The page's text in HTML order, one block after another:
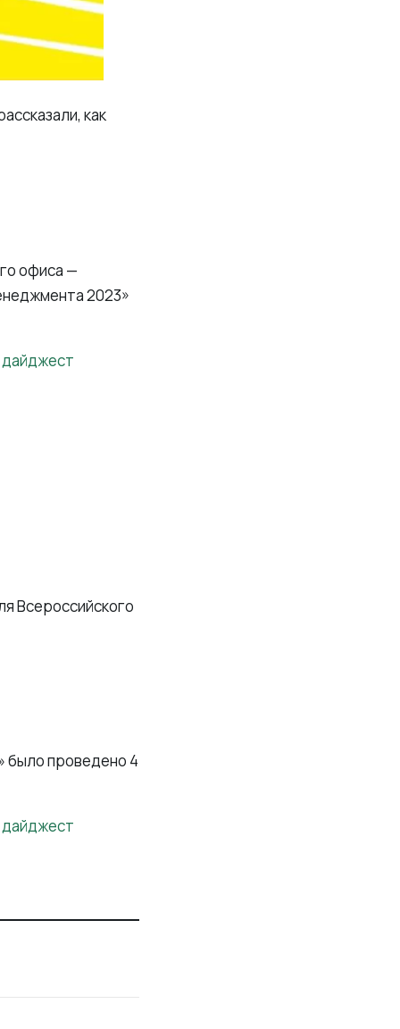
как
офиса —
2023»
Всероссийского
было проведено 4